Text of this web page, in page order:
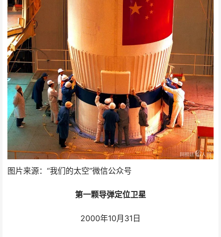
图片来源：“我们的太空”微信公众号
第一颗导弹定位卫星
2000年10月31日